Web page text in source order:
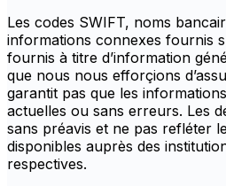
Les codes SWIFT, noms
informations connexes fournis
fournis à titre d’information
que nous nous efforçions
garantit pas que les
actuelles ou sans erreurs. Les
sans préavis et ne pas refléter
disponibles auprès des
respectives.